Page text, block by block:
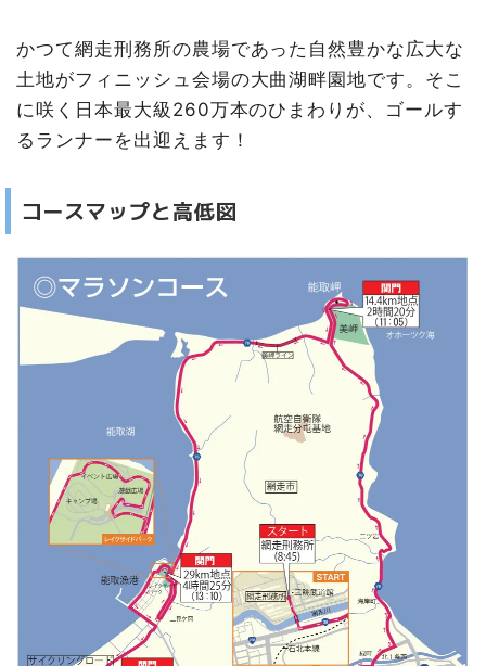
かつて網走刑務所の農場であった自然豊かな広大な
土地がフィニッシュ会場の大曲湖畔園地です。そこ
に咲く日本最大級260万本のひまわりが、ゴールす
るランナーを出迎えます！
コースマップと高低図